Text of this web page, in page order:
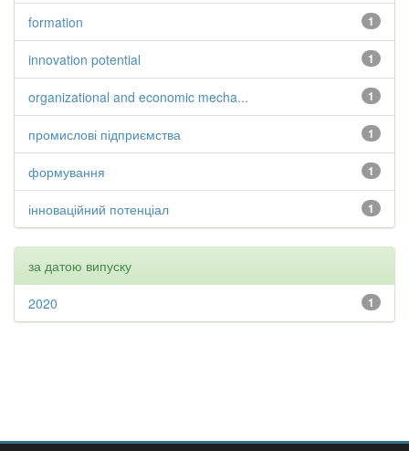
1
formation
1
innovation potential
1
organizational and economic mecha...
1
промислові підприємства
1
формування
1
інноваційний потенціал
за датою випуску
1
2020